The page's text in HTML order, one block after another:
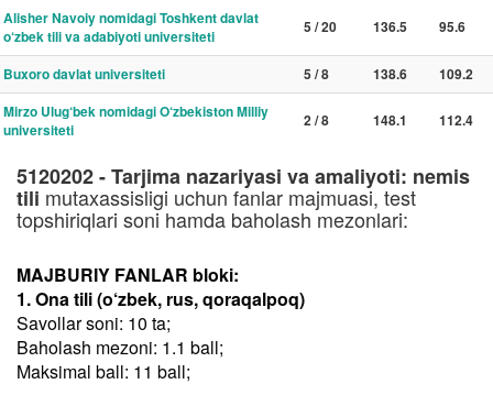
Alisher Navoiy nomidagi Toshkent davlat
o‘zbek tili va adabiyoti universiteti
5 / 20 136.5 95.6
Buxoro davlat universiteti 5 / 8 138.6
109.2
Mirzo Ulug‘bek nomidagi O‘zbekiston Milliy
universiteti
2 / 8 148.1 112.4
5120202 - Tarjima nazariyasi va amaliyoti: nemis
tili mutaxassisligi uchun fanlar majmuasi, test
topshiriqlari soni hamda baholash mezonlari:
MAJBURIY FANLAR bloki:
1. Ona tili (o‘zbek, rus, qoraqalpoq)
Savollar soni: 10 ta;
Baholash mezoni: 1.1 ball;
Maksimal ball: 11 ball;